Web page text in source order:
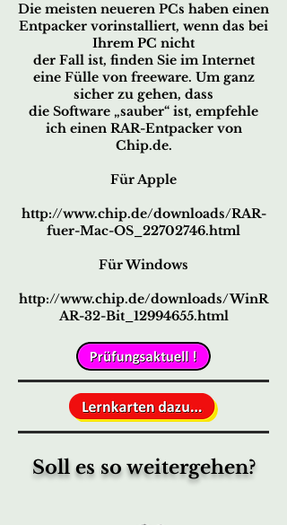
Die meisten neueren PCs haben einen
Entpacker vorinstalliert, wenn das bei
Ihrem PC nicht
der Fall ist, finden Sie im Internet
eine Fülle von freeware. Um ganz
sicher zu gehen, dass
die Software „sauber“ ist, empfehle
ich einen RAR-Entpacker von
Chip.de.
Für Apple
http://www.chip.de/downloads/RAR-
fuer-Mac-OS_22702746.html
Für Windows
http://www.chip.de/downloads/WinR
AR-32-Bit_12994655.html
Soll es so weitergehen?